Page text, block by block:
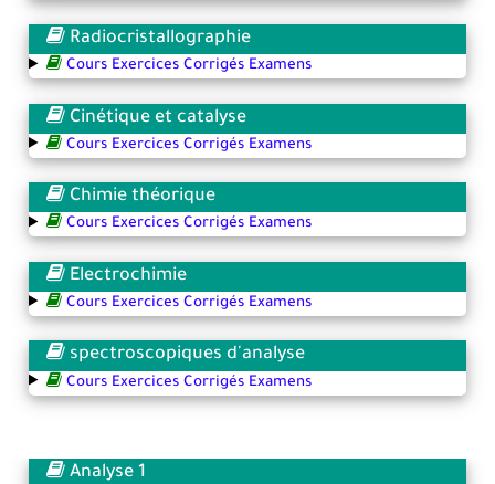
Radiocristallographie
Cours Exercices Corrigés Examens
Cinétique et catalyse
Cours Exercices Corrigés Examens
Chimie théorique
Cours Exercices Corrigés Examens
Electrochimie
Cours Exercices Corrigés Examens
spectroscopiques d'analyse
Cours Exercices Corrigés Examens
Analyse 1